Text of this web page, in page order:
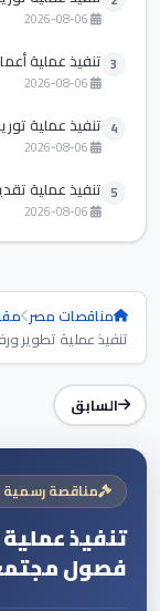
3 تنفيذ عملية
4 تنفيذ عملية
5 تنفيذ عملية
مناقصات مصر
تنفيذ عملية تطوير
السابق
مناقصة
فصول